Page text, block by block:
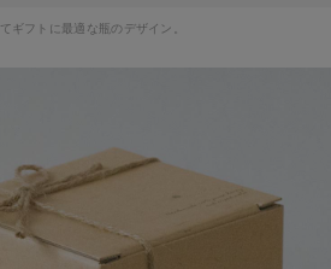
ギフトに最適な瓶のデザイン。